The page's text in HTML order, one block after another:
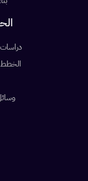
الخطط